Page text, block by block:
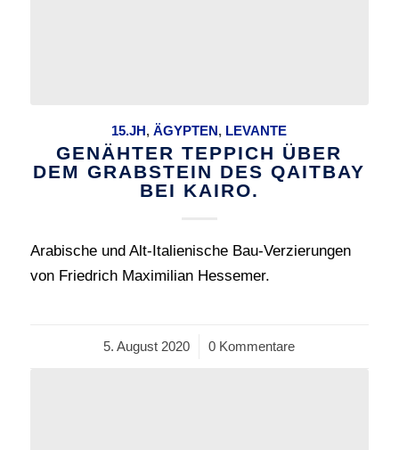
15.JH,ÄGYPTEN, LEVANTE
GENÄHTER TEPPICH ÜBER
DEM GRABSTEIN DES QAITBAY
BEI KAIRO.
Arabische und Alt-Italienische Bau-Verzierungen
von Friedrich Maximilian Hessemer.
5. August 2020
/ 0 Kommentare